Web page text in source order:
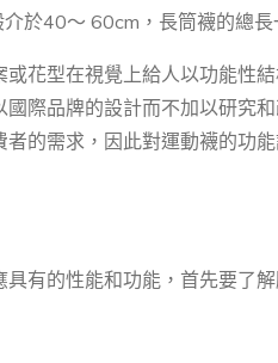
於40～ 60cm，長筒襪的總長
花型在視覺上給人以功能性
際品牌的設計而不加以研究
的需求，因此對運動襪的功
有的性能和功能，首先要了